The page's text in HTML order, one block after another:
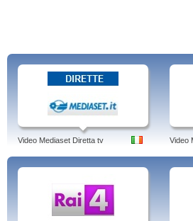
Video Mediaset Diretta tv Video